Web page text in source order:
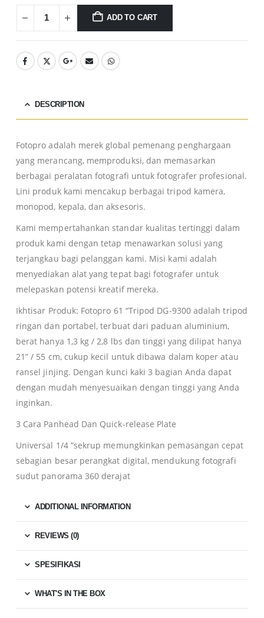
ADD TO CART
DESCRIPTION
Fotopro adalah merek global pemenang penghargaan
yang merancang, memproduksi, dan memasarkan
berbagai peralatan fotografi untuk fotografer profesional.
Lini produk kami mencakup berbagai tripod kamera,
monopod, kepala, dan aksesoris.
Kami mempertahankan standar kualitas tertinggi dalam
produk kami dengan tetap menawarkan solusi yang
terjangkau bagi pelanggan kami. Misi kami adalah
menyediakan alat yang tepat bagi fotografer untuk
melepaskan potensi kreatif mereka.
Ikhtisar Produk: Fotopro 61 “Tripod DG-9300 adalah tripod
ringan dan portabel, terbuat dari paduan aluminium,
berat hanya 1,3 kg / 2,8 lbs dan tinggi yang dilipat hanya
21” / 55 cm, cukup kecil untuk dibawa dalam koper atau
ransel jinjing. Dengan kunci kaki 3 bagian Anda dapat
dengan mudah menyesuaikan dengan tinggi yang Anda
inginkan.
3 Cara Panhead Dan Quick-release Plate
Universal 1/4 “sekrup memungkinkan pemasangan cepat
sebagian besar perangkat digital, mendukung fotografi
sudut panorama 360 derajat
ADDITIONAL INFORMATION
REVIEWS (0)
SPESIFIKASI
WHAT'S IN THE BOX